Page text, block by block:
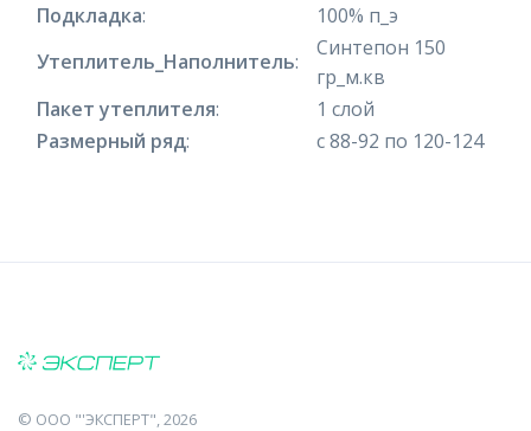
Подкладка:
100% п_э
Утеплитель_Наполнитель:
Синтепон 150
гр_м.кв
Пакет утеплителя:
1 слой
Размерный ряд: с 88-92 по 120-124
© ООО "'ЭКСПЕРТ", 2026